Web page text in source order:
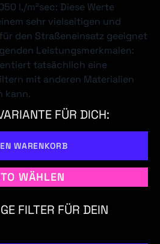
l./m²sec: Diese Werte
sehr vielseitigen und
den Straßeneinsatz geeignet
Leistungsmerkmalen:
tatsächlich eine
mit anderen Materialien
kann.
FÜR DICH:
WARENKORB
WÄHLEN
FILTER FÜR DEIN